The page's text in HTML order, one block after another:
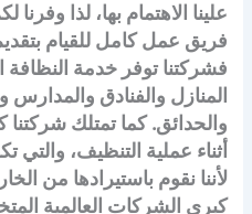
علينا الاهتمام بها، لذا
فريق عمل كامل للقيام
فشركتنا توفر خدمة النظافة
المنازل والفنادق
والحدائق. كما تمتلك شركتنا
أثناء عملية التنظيف، والتي
لأننا نقوم باستيرادها من
كبرى الشركات العالمية